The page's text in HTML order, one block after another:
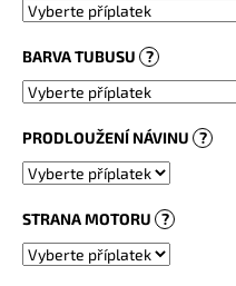
BARVA TUBUSU ?
PRODLOUŽENÍ NÁVINU ?
STRANA MOTORU ?
HLEDAT